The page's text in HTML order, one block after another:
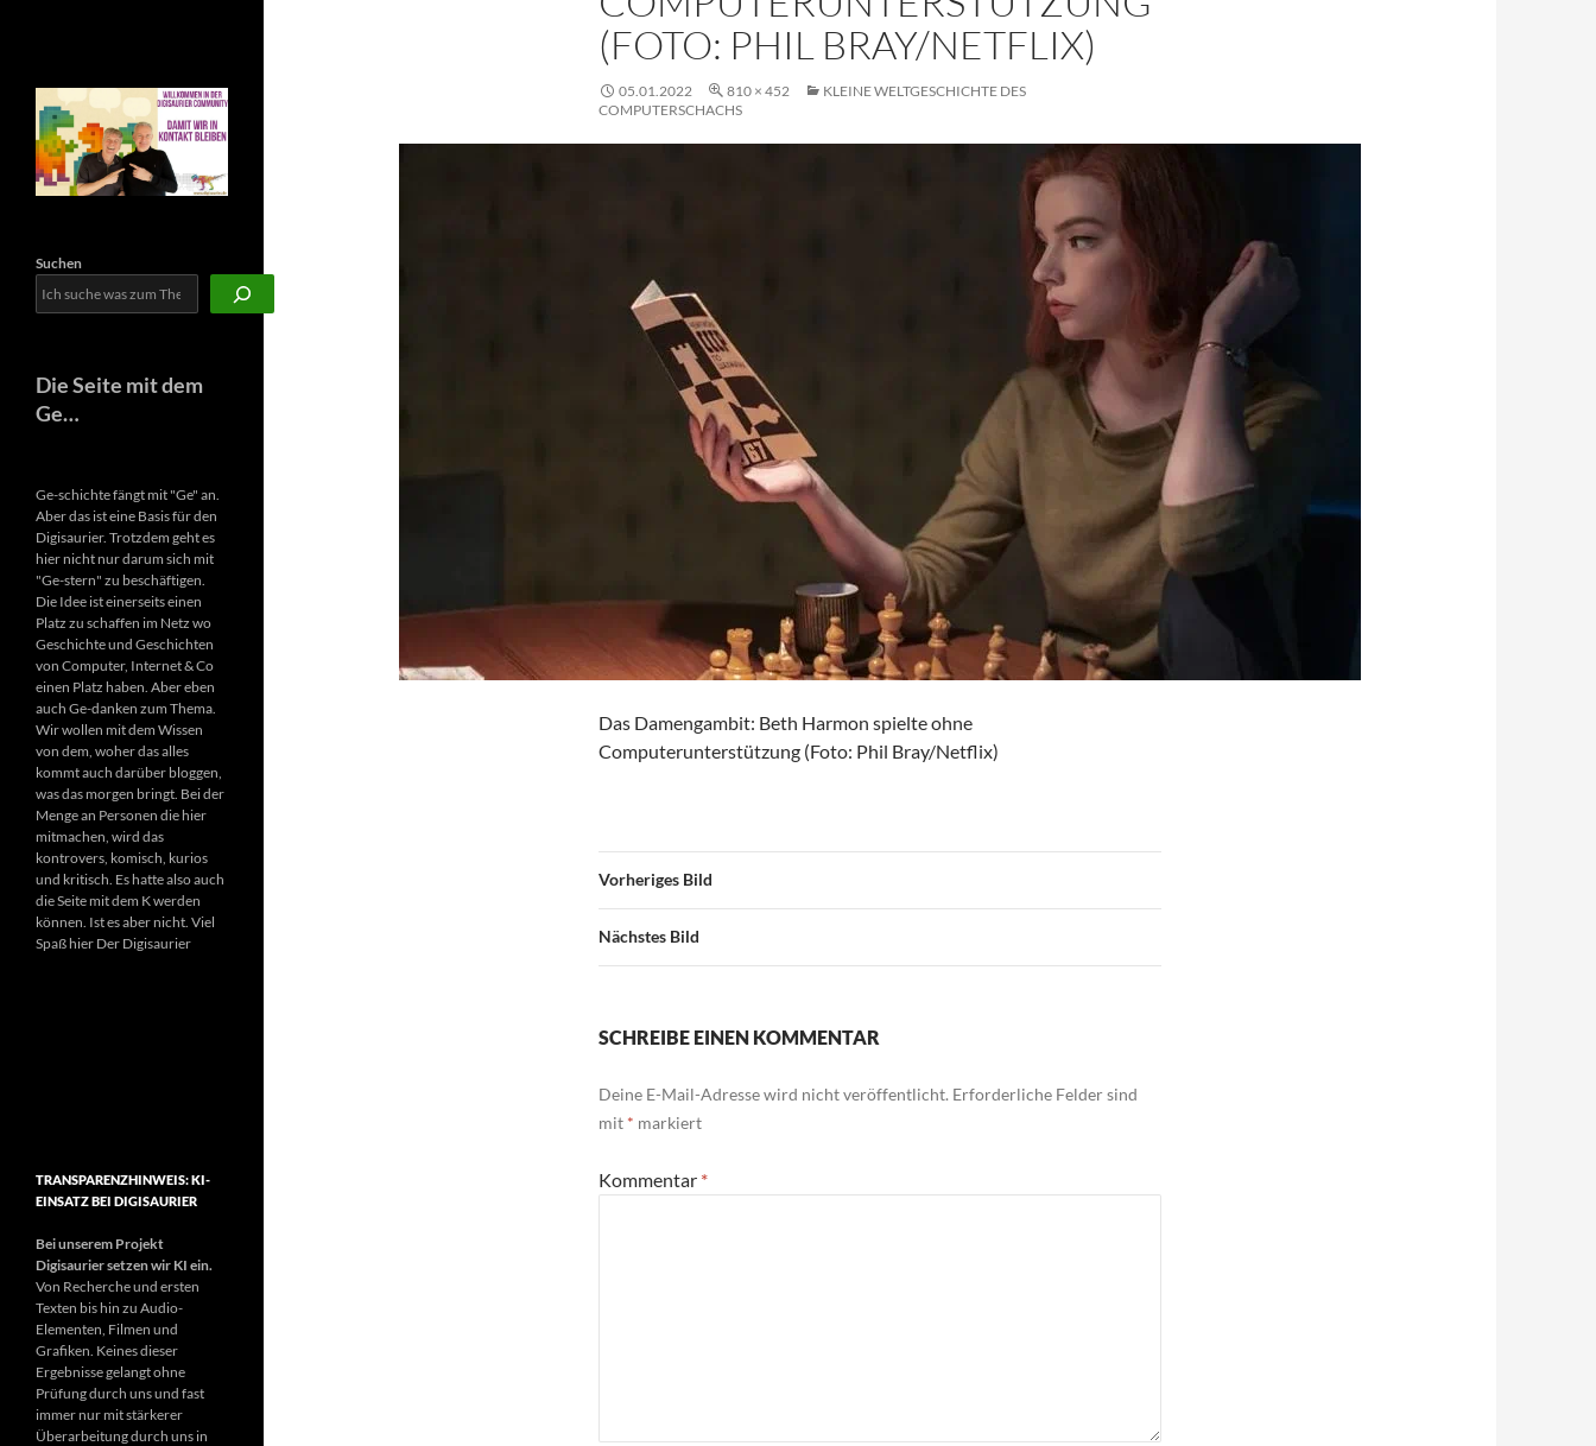
(FOTO: PHIL BRAY/​NETFLIX)
05.01.2022 810 × 452
KLEINE WELTGESCHICHTE DES
COMPUTERSCHACHS
Das Damengambit: Beth Harmon spielte ohne
Computerunterstützung (Foto: Phil Bray/​Netflix)
Vorheriges Bild
Nächstes Bild
SCHREIBE EINEN KOMMENTAR
Deine E-Mail-Adresse wird nicht veröffentlicht. Erforderliche Felder sind
mit * markiert
Kommentar *
Suchen
Die Seite mit dem
Ge…
Ge-schichte fängt mit "Ge" an.
Aber das ist eine Basis für den
Digisaurier. Trotzdem geht es
hier nicht nur darum sich mit
"Ge-stern" zu beschäftigen.
Die Idee ist einerseits einen
Platz zu schaffen im Netz wo
Geschichte und Geschichten
von Computer, Internet & Co
einen Platz haben. Aber eben
auch Ge-danken zum Thema.
Wir wollen mit dem Wissen
von dem, woher das alles
kommt auch darüber bloggen,
was das morgen bringt. Bei der
Menge an Personen die hier
mitmachen, wird das
kontrovers, komisch, kurios
und kritisch. Es hatte also auch
die Seite mit dem K werden
können. Ist es aber nicht. Viel
Spaß hier Der Digisaurier
TRANSPARENZHINWEIS: KI-
EINSATZ BEI DIGISAURIER
Bei unserem Projekt
Digisaurier setzen wir KI ein.
Von Recherche und ersten
Texten bis hin zu Audio-
Elementen, Filmen und
Grafiken. Keines dieser
Ergebnisse gelangt ohne
Prüfung durch uns und fast
immer nur mit stärkerer
Überarbeitung durch uns in